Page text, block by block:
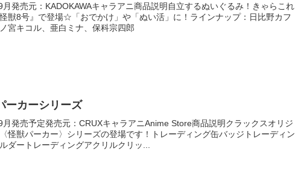
発売元：KADOKAWAキャラアニ商品説明自立するぬいぐるみ！きゃらこれ
獣8号』で登場☆「おでかけ」や「ぬい活」に！ラインナップ：日比野カフ
宮キコル、亜白ミナ、保科宗四郎
ーカーシリーズ
発売予定発売元：CRUXキャラアニAnime Store商品説明クラックスオリジ
怪獣パーカー〉シリーズの登場です！トレーディング缶バッジトレーディン
ダートレーディングアクリルクリッ...